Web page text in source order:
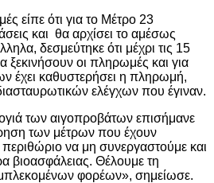
είπε ότι για το Μέτρο 23
και θα αρχίσει το αμέσως
δεσμεύτηκε ότι μέχρι τις 15
ξεκινήσουν οι πληρωμές και για
έχει καθυστερήσει η πληρωμή,
ελέγχων που έγιναν.
των αιγοπροβάτων επισήμανε
των μέτρων που έχουν
περιθώριο να μη συνεργαστούμε και
βιοασφάλειας. Θέλουμε τη
φορέων», σημείωσε.